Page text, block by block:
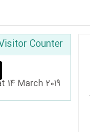
گذشتن از Visitor Counter
Counter
14 March 2019